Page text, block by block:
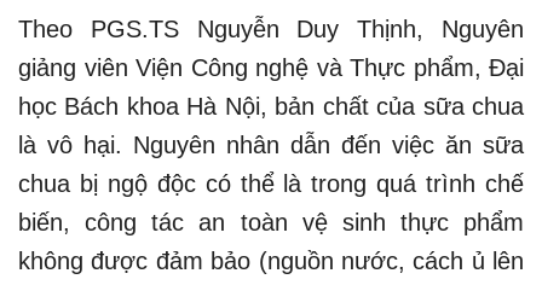
Theo PGS.TS Nguyễn Duy Thịnh, Nguyên
giảng viên Viện Công nghệ và Thực phẩm, Đại
học Bách khoa Hà Nội, bản chất của sữa chua
là vô hại. Nguyên nhân dẫn đến việc ăn sữa
chua bị ngộ độc có thể là trong quá trình chế
biến, công tác an toàn vệ sinh thực phẩm
không được đảm bảo (nguồn nước, cách ủ lên